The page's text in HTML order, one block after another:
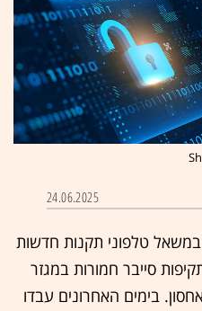
24.06.2025
טלפוני תקנות חדשות
סייבר חמורות במגזר
בימים האחרונים עבדו